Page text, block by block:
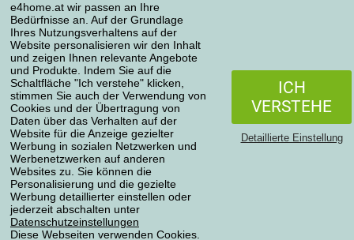
e4home.at wir passen an Ihre
Bedürfnisse an. Auf der Grundlage
Ihres Nutzungsverhaltens auf der
Website personalisieren wir den Inhalt
und zeigen Ihnen relevante Angebote
und Produkte. Indem Sie auf die
Schaltfläche "Ich verstehe" klicken,
stimmen Sie auch der Verwendung von
Cookies und der Übertragung von
Daten über das Verhalten auf der
Website für die Anzeige gezielter
Werbung in sozialen Netzwerken und
Werbenetzwerken auf anderen
Websites zu. Sie können die
Personalisierung und die gezielte
Werbung detaillierter einstellen oder
jederzeit abschalten unter
Datenschutzeinstellungen
Diese Webseiten verwenden Cookies.
ICH
VERSTEHE
Detaillierte Einstellung
Transportarten
Zahlungsmethoden
Datenschutzerklärung